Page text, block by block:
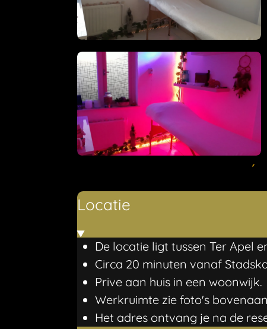
Locatie
De locatie ligt tussen Ter Apel
Circa 20 minuten vanaf
Prive aan huis in een woonwijk.
Werkruimte zie foto's
Het adres ontvang je na de